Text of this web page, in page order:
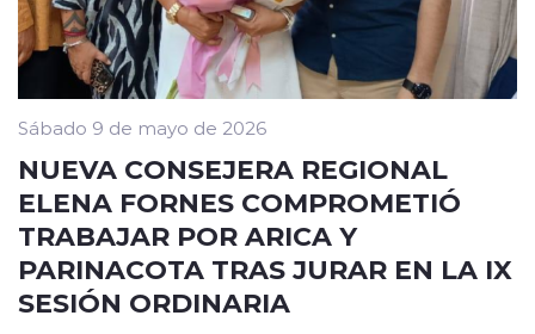
Sábado 9 de mayo de 2026
NUEVA CONSEJERA REGIONAL
ELENA FORNES COMPROMETIÓ
TRABAJAR POR ARICA Y
PARINACOTA TRAS JURAR EN LA IX
SESIÓN ORDINARIA